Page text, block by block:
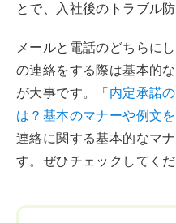
とで、入社後のトラブル
メールと電話のどちらに
の連絡をする際は基本的
が大事です。「内定承諾
は？基本のマナーや例文
連絡に関する基本的なマ
す。ぜひチェックしてくだ